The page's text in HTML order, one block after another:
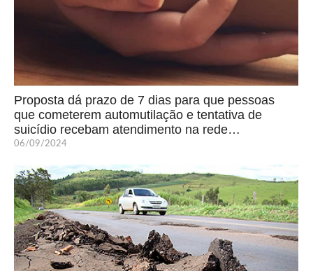
Proposta dá prazo de 7 dias para que pessoas
que cometerem automutilação e tentativa de
suicídio recebam atendimento na rede…
06/09/2024